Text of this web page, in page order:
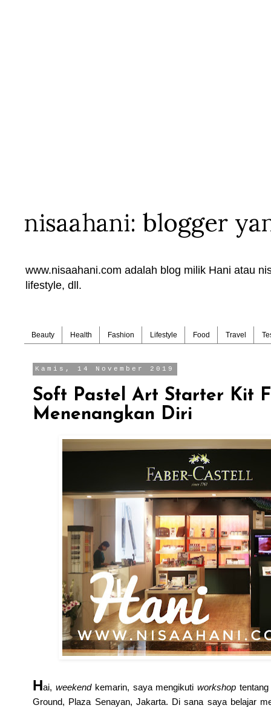
nisaahani: blogger
www.nisaahani.com adalah blog milik Hani atau
lifestyle, dll.
Beauty Health Fashion Lifestyle Food Travel
Kamis, 14 November 2019
Soft Pastel Art Starter Kit
Menenangkan Diri
Hai, weekend kemarin, saya mengikutiworkshop
Ground, Plaza Senayan, Jakarta. Di sana saya belajar